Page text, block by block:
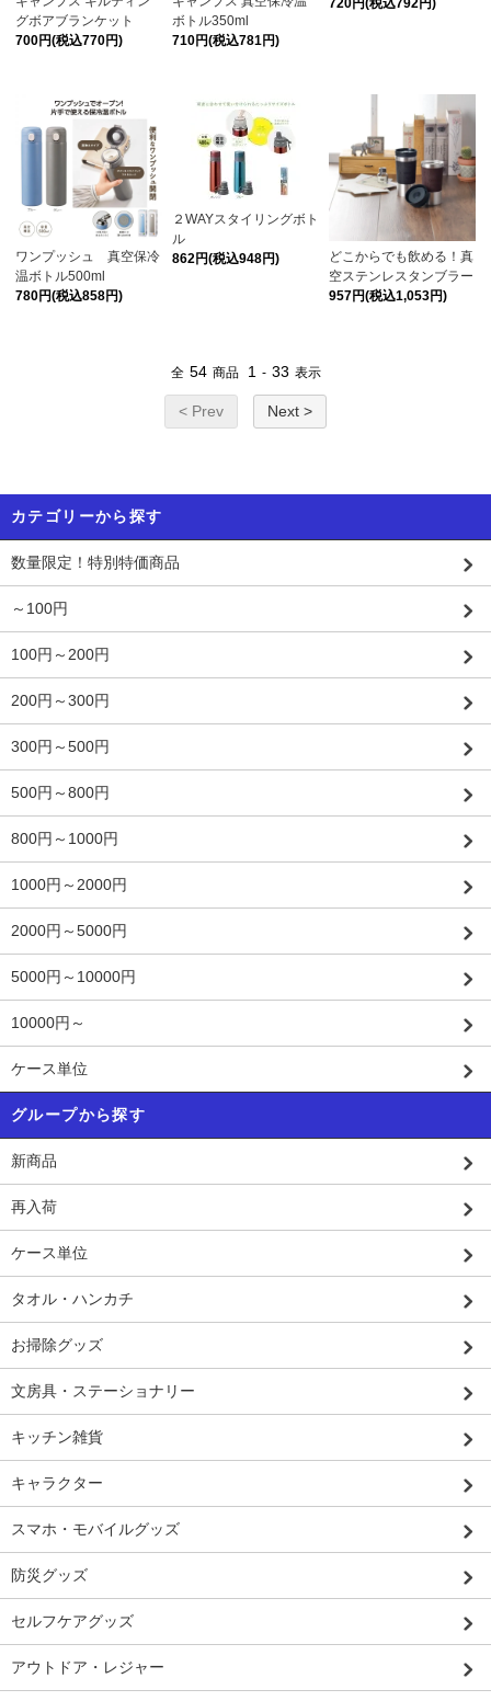
グボアブランケット
700円(税込770円)
ボトル350ml
710円(税込781円)
720円(税込792円)
ワンプッシュ 真空保冷
温ボトル500ml
780円(税込858円)
２WAYスタイリングボト
ル
862円(税込948円)
どこからでも飲める！真
空ステンレスタンブラー
957円(税込1,053円)
全 54 商品 1 - 33 表示
< Prev Next >
カテゴリーから探す
数量限定！特別特価商品
～100円
100円～200円
200円～300円
300円～500円
500円～800円
800円～1000円
1000円～2000円
2000円～5000円
5000円～10000円
10000円～
ケース単位
グループから探す
新商品
再入荷
ケース単位
タオル・ハンカチ
お掃除グッズ
文房具・ステーショナリー
キッチン雑貨
キャラクター
スマホ・モバイルグッズ
防災グッズ
セルフケアグッズ
アウトドア・レジャー